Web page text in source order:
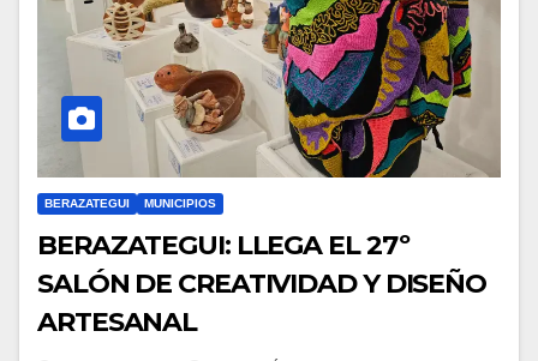
BERAZATEGUI MUNICIPIOS
BERAZATEGUI: LLEGA EL 27º
SALÓN DE CREATIVIDAD Y DISEÑO
ARTESANAL